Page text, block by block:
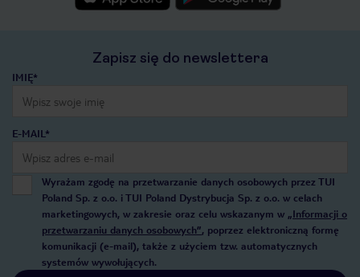
Zapisz się do newslettera
IMIĘ*
E-MAIL*
Wyrażam zgodę na przetwarzanie danych osobowych przez TUI
Poland Sp. z o.o. i TUI Poland Dystrybucja Sp. z o.o. w celach
marketingowych, w zakresie oraz celu wskazanym w „Informacji o
przetwarzaniu danych osobowych”, poprzez elektroniczną formę
komunikacji (e-mail), także z użyciem tzw. automatycznych
systemów wywołujących.